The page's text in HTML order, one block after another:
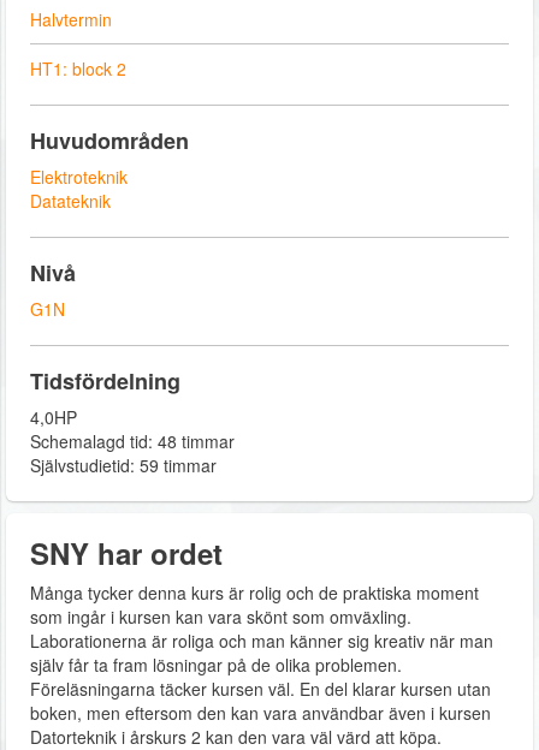
Halvtermin
HT1: block 2
Huvudområden
Elektroteknik
Datateknik
Nivå
G1N
Tidsfördelning
4,0HP
Schemalagd tid: 48 timmar
Självstudietid: 59 timmar
SNY har ordet
Många tycker denna kurs är rolig och de praktiska moment
som ingår i kursen kan vara skönt som omväxling.
Laborationerna är roliga och man känner sig kreativ när man
själv får ta fram lösningar på de olika problemen.
Föreläsningarna täcker kursen väl. En del klarar kursen utan
boken, men eftersom den kan vara användbar även i kursen
Datorteknik i årskurs 2 kan den vara väl värd att köpa.